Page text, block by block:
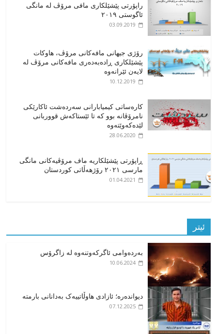
راپۆرتی پێشێلكاری مافی مرۆڤ له‌ مانگی
ئاگوستی ٢٠١٩
03.09.2019
رۆژی جیهانی مافەکانی مرۆڤ، هاوکات
پێشێلکاری ڕادەبەدەری مافەکانی مرۆڤ لە
لایەن ئێرانەوە
10.12.2019
کارەساتی کیمیابارانی سەردەشت ئاکارێکی
نامرۆڤانە بوو کە تا ئێستاکەش قووربانی
لێدەکەوێتەوە
28.06.2020
ڕاپۆرتی پێشێلکاریە ماف مرۆڤیەکانی مانگی
مارسی ٢٠٢١ رۆژهەڵاتی کوردستان
01.04.2021
ئیتر
بەردەوامی ئاگرکەوتنەوە لە زاگرۆس
10.06.2024
دیواندەرە؛ ئازادی هاوڵاتییەک بەدانانی بارمتە
07.12.2025